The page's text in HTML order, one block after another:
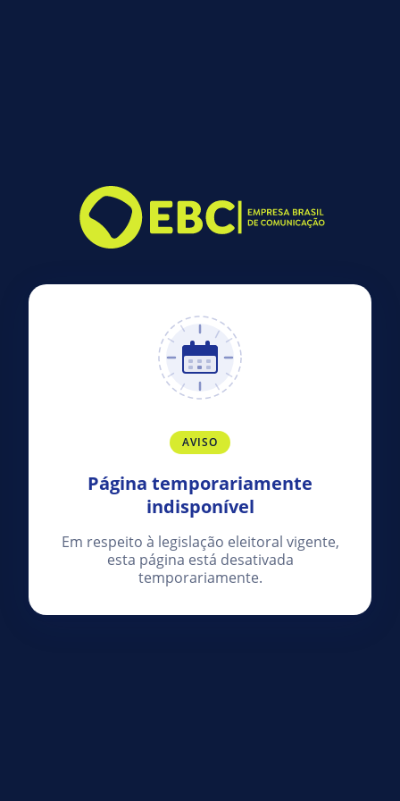
AVISO
Página temporariamente
indisponível
Em respeito à legislação eleitoral vigente,
esta página está desativada
temporariamente.